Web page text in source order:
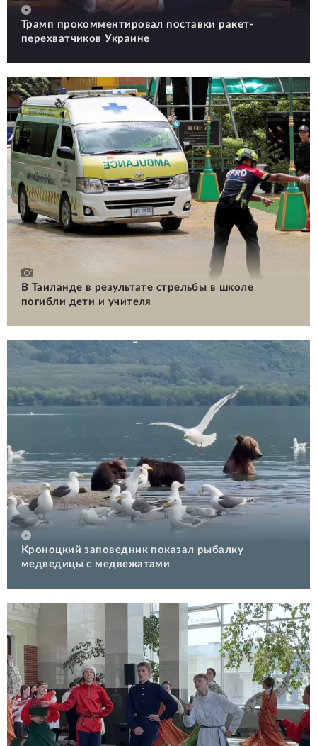
Трамп прокомментировал поставки ракет-
перехватчиков Украине
В Таиланде в результате стрельбы в школе
погибли дети и учителя
Кроноцкий заповедник показал рыбалку
медведицы с медвежатами